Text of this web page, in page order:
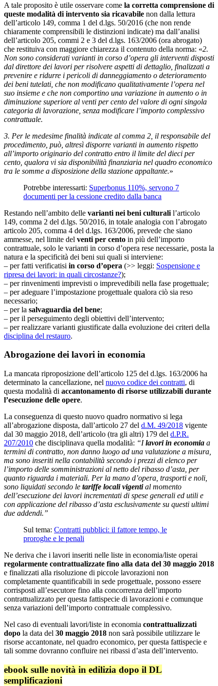
A tale proposito è utile osservare come la corretta comprensione di
queste modalità di intervento sia ricavabile non dalla lettura
dell’articolo 149, comma 1 del d.lgs. 50/2016 (che non rende
chiaramente comprensibili le distinzioni indicate) ma dall’analisi
dell’articolo 205, commi 2 e 3 del d.lgs. 163/2006 (ora abrogato)
che restituiva con maggiore chiarezza il contenuto della norma: «2.
Non sono considerati varianti in corso d’opera gli interventi disposti
dal direttore dei lavori per risolvere aspetti di dettaglio, finalizzati a
prevenire e ridurre i pericoli di danneggiamento o deterioramento
dei beni tutelati, che non modificano qualitativamente l’opera nel
suo insieme e che non comportino una variazione in aumento o in
diminuzione superiore al venti per cento del valore di ogni singola
categoria di lavorazione, senza modificare l’importo complessivo
contrattuale.
3. Per le medesime finalità indicate al comma 2, il responsabile del
procedimento, può, altresì disporre varianti in aumento rispetto
all’importo originario del contratto entro il limite del dieci per
cento, qualora vi sia disponibilità finanziaria nel quadro economico
tra le somme a disposizione della stazione appaltante.»
Potrebbe interessarti: Superbonus 110%, servono 7
documenti per la cessione credito dalla banca
Restando nell’ambito delle varianti nei beni culturali l’articolo
149, comma 2 del d.lgs. 50/2016, in totale analogia con l’abrogato
articolo 205, comma 4 del d.lgs. 163/2006, prevede che siano
ammesse, nel limite del venti per cento in più dell’importo
contrattuale, solo le varianti in corso d’opera rese necessarie, posta la
natura e la specificità dei beni sui quali si interviene:
– per fatti verificatisi in corso d’opera (>> leggi: Sospensione e
ripresa dei lavori: in quali circostanze?);
– per rinvenimenti imprevisti o imprevedibili nella fase progettuale;
– per adeguare l’impostazione progettuale qualora ciò sia reso
necessario;
– per la salvaguardia del bene;
– per il perseguimento degli obiettivi dell’intervento;
– per realizzare varianti giustificate dalla evoluzione dei criteri della
disciplina del restauro.
Abrogazione dei lavori in economia
La mancata riproposizione dell’articolo 125 del d.lgs. 163/2006 ha
determinato la cancellazione, nel nuovo codice dei contratti, di
questa modalità di accantonamento di risorse utilizzabili durante
l’esecuzione delle opere.
La conseguenza di questo nuovo quadro normativo si lega
all’abrogazione disposta, dall’articolo 27 del d.M. 49/2018 vigente
dal 30 maggio 2018, dell’articolo (tra gli altri) 179 del d.P.R.
207/2010 che disciplinava quella modalità: “Ilavori in economia a
termini di contratto, non danno luogo ad una valutazione a misura,
ma sono inseriti nella contabilità secondo i prezzi di elenco per
l’importo delle somministrazioni al netto del ribasso d’asta, per
quanto riguarda i materiali. Per la mano d’opera, trasporti e noli,
sono liquidati secondo le tariffe locali vigential momento
dell’esecuzione dei lavori incrementati di spese generali ed utili e
con applicazione del ribasso d’asta esclusivamente su questi ultimi
due addendi.”
Sul tema: Contratti pubblici: il fattore tempo, le
proroghe e le penali
Ne deriva che i lavori inseriti nelle liste in economia/liste operai
regolarmente contrattualizzate fino alla data del 30 maggio 2018
e finalizzati alla risoluzione di piccole lavorazioni non
completamente quantificabili in sede progettuale, possono essere
corrisposti all’esecutore fino alla concorrenza dell’importo
contrattualizzato per questa fattispecie di lavorazioni e comunque
senza variazioni dell’importo contrattuale complessivo.
Nel caso di eventuali lavori/liste in economia contrattualizzati
dopo la data del 30 maggio 2018 non sarà possibile utilizzare le
risorse accantonate, nel quadro economico, per questa fattispecie e
tali somme dovranno confluire nei ribassi d’asta dell’intervento.
ebook sulle novità in edilizia dopo il DL
semplificazioni